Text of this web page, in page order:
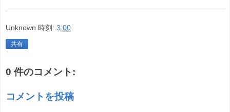
Unknown 時刻: 3:00
共有
0 件のコメント:
コメントを投稿